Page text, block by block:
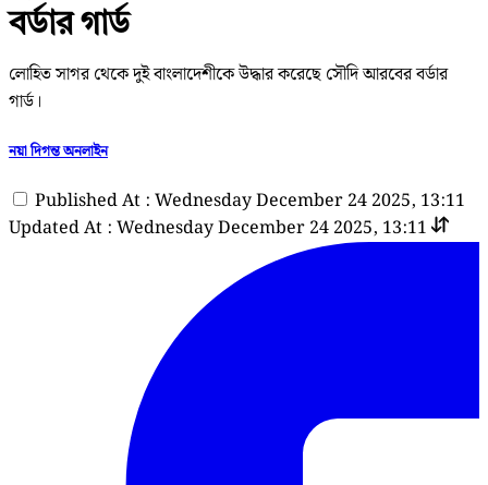
বর্ডার গার্ড
লোহিত সাগর থেকে দুই বাংলাদেশীকে উদ্ধার করেছে সৌদি আরবের বর্ডার
গার্ড।
নয়া দিগন্ত অনলাইন
Published At : Wednesday December 24 2025, 13:11
Updated At : Wednesday December 24 2025, 13:11